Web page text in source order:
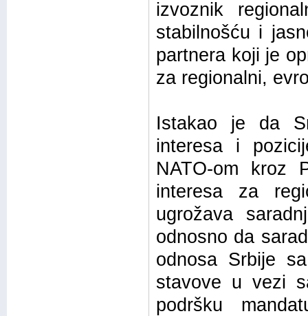
izvoznik
stabilnošću i
partnera koji je
za regionalni,
Istakao je da
interesa i
NATO-om kroz
interesa za
ugrožava
odnosno da
odnosa Srbije
stavove u vezi
podršku